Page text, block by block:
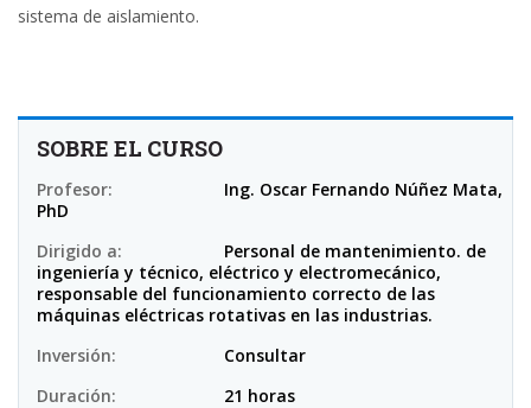
sistema de aislamiento.
SOBRE EL CURSO
Profesor:
Ing. Oscar Fernando Núñez Mata,
PhD
Dirigido a:
Personal de mantenimiento. de
ingeniería y técnico, eléctrico y electromecánico,
responsable del funcionamiento correcto de las
máquinas eléctricas rotativas en las industrias.
Inversión:
Consultar
Duración:
21 horas